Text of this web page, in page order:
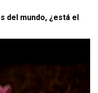
del mundo, ¿está el